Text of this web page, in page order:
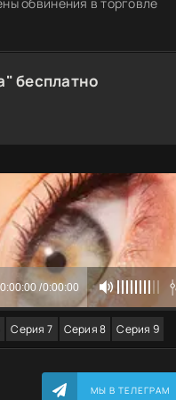
бесплатно
Серия 7 Серия 8 Серия 9
МЫ В ТЕЛЕГРАМ